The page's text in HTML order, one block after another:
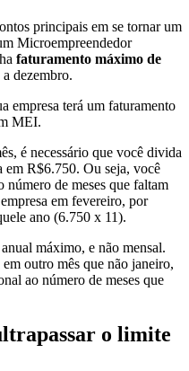
principais em se tornar um
Microempreendedor
faturamento máximo de
dezembro.
empresa terá um faturamento
MEI.
é necessário que você divida
em R$6.750. Ou seja, você
de meses que faltam
em fevereiro, por
ano (6.750 x 11).
máximo, e não mensal.
outro mês que não janeiro,
ao número de meses que
o limite